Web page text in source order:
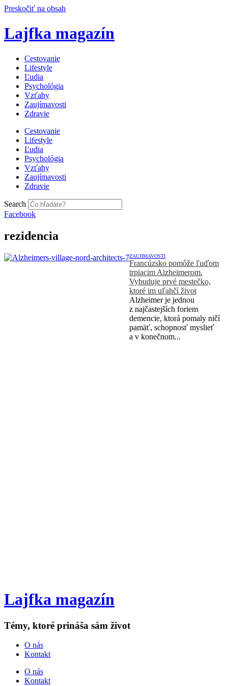
Preskočiť na obsah
Lajfka magazín
Cestovanie
Lifestyle
Ľudia
Psychológia
Vzťahy
Zaujímavosti
Zdravie
Cestovanie
Lifestyle
Ľudia
Psychológia
Vzťahy
Zaujímavosti
Zdravie
Search
Facebook
rezidencia
ZAUJÍMAVOSTI
Francúzsko pomôže ľuďom
trpiacim Alzheimerom.
Vybuduje prvé mestečko,
ktoré im uľahčí život
Alzheimer je jednou
z najčastejších foriem
demencie, ktorá pomaly ničí
pamäť, schopnosť myslieť
a v konečnom...
Lajfka magazín
Témy, ktoré prináša sám život
O nás
Kontakt
O nás
Kontakt